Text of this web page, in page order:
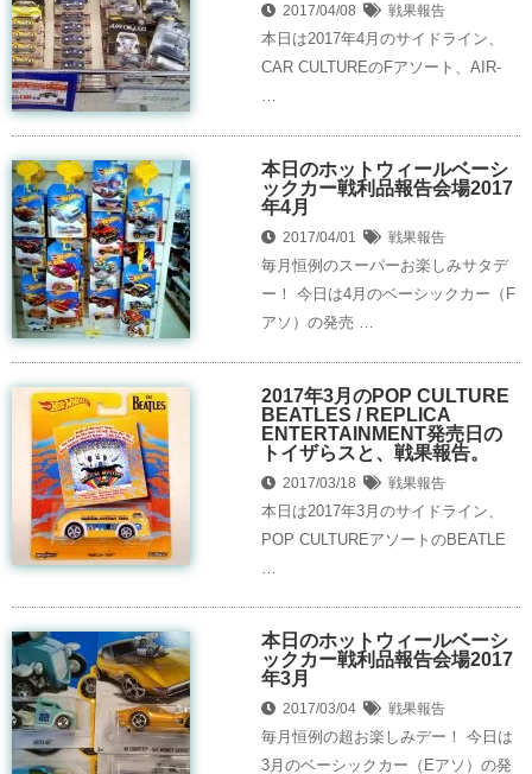
2017/04/08 戦果報告
本日は2017年4月のサイドライン、
CAR CULTUREのFアソート、AIR-
本日のホットウィールベーシ
ックカー戦利品報告会場2017
年4月
2017/04/01 戦果報告
毎月恒例のスーパーお楽しみサタデ
ー！ 今日は4月のベーシックカー（F
アソ）の発売 …
2017年3月のPOP CULTURE
BEATLES / REPLICA
ENTERTAINMENT発売日の
トイザらスと、戦果報告。
2017/03/18 戦果報告
本日は2017年3月のサイドライン、
POP CULTUREアソートのBEATLE
本日のホットウィールベーシ
ックカー戦利品報告会場2017
年3月
2017/03/04 戦果報告
毎月恒例の超お楽しみデー！ 今日は
3月のベーシックカー（Eアソ）の発